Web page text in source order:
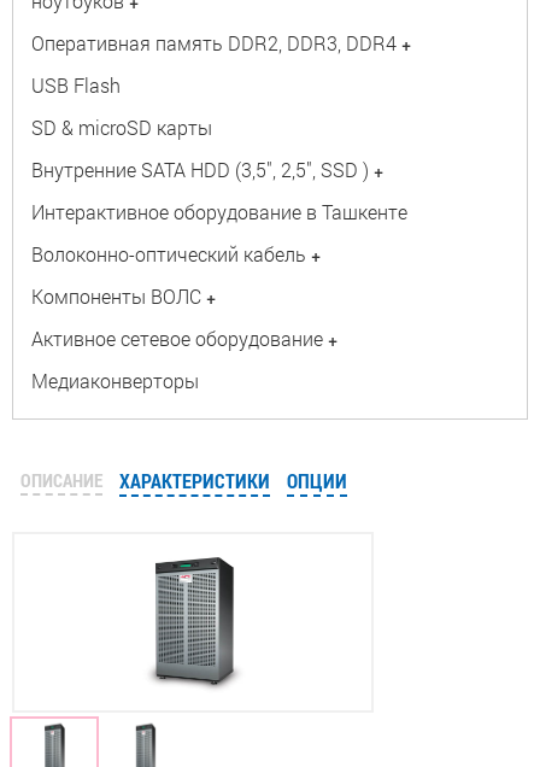
Оперативная память DDR2, DDR3, DDR4 +
USB Flash
SD & microSD карты
Внутренние SATA HDD (3,5", 2,5", SSD ) +
Интерактивное оборудование в Ташкенте
Волоконно-оптический кабель +
Компоненты ВОЛС +
Активное сетевое оборудование +
Медиаконверторы
ОПИСАНИЕ ХАРАКТЕРИСТИКИ ОПЦИИ